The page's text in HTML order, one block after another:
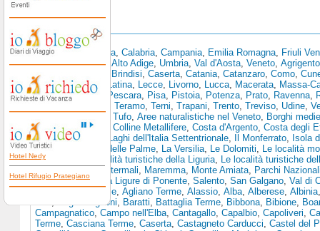
Hotel Nedy
Hotel Rifugio Prategiano
Scopri anche:
Abruzzo Basilicata, Calabria, Campania, Emilia Romagna, Friuli
Toscana,Trentino Alto Adige, Umbria, Val d'Aosta, Veneto, Agrigento
Bolzano
Brindisi, Caserta, Catania, Catanzaro, Como,
Spezia,L'Aquila Latina, Lecce, Livorno, Lucca, Macerata, Massa-
Pesaro e Urbino
Pescara, Pisa, Pistoia, Potenza, Prato, Ravenna,
Teramo, Terni, Trapani, Trento, Treviso, Udine,
Area del Tufo, Aree naturalistiche nel Veneto, Borghi
Storiche Toscane
Colline Metallifere, Costa d'Argento, Costa degli
Golfo dei Poeti
I Laghi dell'Italia Settentrionale, Il Monferrato, Isola
La Riviera Ligure delle Palme, La Versilia, Le Dolomiti, Le località
Piemonte
Le località turistiche della Liguria, Le località turistiche
Località termali, Maremma, Monte Amiata, Parchi
di Levante,Riviera Ligure di Ponente, Salento, San Galgano, Val di
Acqui terme, Agliano Terme, Alassio, Alba, Alberese, Albinia
Asti,Bagno Vignoni, Baratti, Battaglia Terme, Bibbona, Bibione,
Campagnatico, Campo nell'Elba, Cantagallo, Capalbio, Capoliveri,
Terme, Casciana Terme, Caserta, Castagneto Carducci, Castel del